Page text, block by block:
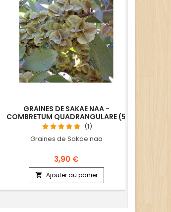
GRAINES DE SAKAE NAA -
COMBRETUM QUADRANGULARE (5
SEMENCES)(1)
Graines de Sakae naa
3,90 €
 Ajouter au panier